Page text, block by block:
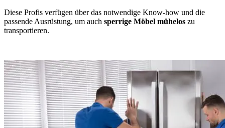
Diese Profis verfügen über das notwendige Know-how und die
passende Ausrüstung, um auch sperrige Möbel mühelos zu
transportieren.